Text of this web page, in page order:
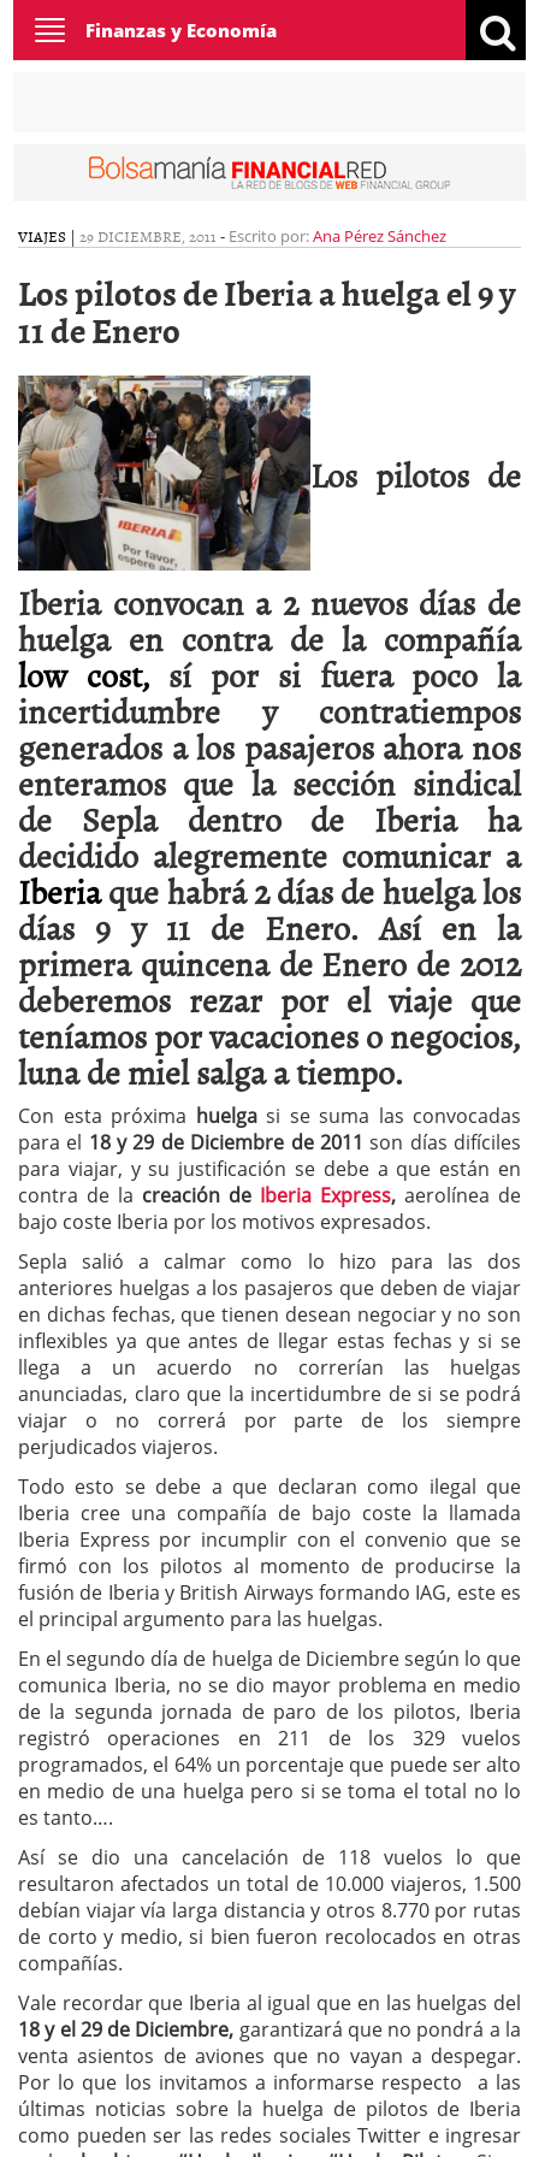
Toggle
navigation
Finanzas y Economía
VIAJES | 29 DICIEMBRE, 2011 - Escrito por:Ana Pérez Sánchez
Los pilotos de Iberia a huelga el 9 y
11 de Enero
Los pilotos de
Iberia convocan a 2 nuevos días de
huelga en contra de la compañía
low cost, sí por si fuera poco la
incertidumbre y contratiempos
generados a los pasajeros ahora nos
enteramos que la sección sindical
de Sepla dentro de Iberia ha
decidido alegremente comunicar a
Iberiaque habrá 2 días de huelga los
días 9 y 11 de Enero. Así en la
primera quincena de Enero de 2012
deberemos rezar por el viaje que
teníamos por vacaciones o negocios,
luna de miel salga a tiempo.
Con esta próxima huelgasi se suma las convocadas
para el 18 y 29 de Diciembre de 2011son días difíciles
para viajar, y su justificación se debe a que están en
contra de la creación de Iberia Express, aerolínea de
bajo coste Iberia por los motivos expresados.
Sepla salió a calmar como lo hizo para las dos
anteriores huelgas a los pasajeros que deben de viajar
en dichas fechas, que tienen desean negociar y no son
inflexibles ya que antes de llegar estas fechas y si se
llega a un acuerdo no correrían las huelgas
anunciadas, claro que la incertidumbre de si se podrá
viajar o no correrá por parte de los siempre
perjudicados viajeros.
Todo esto se debe a que declaran como ilegal que
Iberia cree una compañía de bajo coste la llamada
Iberia Express por incumplir con el convenio que se
firmó con los pilotos al momento de producirse la
fusión de Iberia y British Airways formando IAG, este es
el principal argumento para las huelgas.
En el segundo día de huelga de Diciembre según lo que
comunica Iberia, no se dio mayor problema en medio
de la segunda jornada de paro de los pilotos, Iberia
registró operaciones en 211 de los 329 vuelos
programados, el 64% un porcentaje que puede ser alto
en medio de una huelga pero si se toma el total no lo
es tanto….
Así se dio una cancelación de 118 vuelos lo que
resultaron afectados un total de 10.000 viajeros, 1.500
debían viajar vía larga distancia y otros 8.770 por rutas
de corto y medio, si bien fueron recolocados en otras
compañías.
Vale recordar que Iberia al igual que en las huelgas del
18 y el 29 de Diciembre, garantizará que no pondrá a la
venta asientos de aviones que no vayan a despegar.
Por lo que los invitamos a informarse respecto a las
últimas noticias sobre la huelga de pilotos de Iberia
como pueden ser las redes sociales Twitter e ingresar